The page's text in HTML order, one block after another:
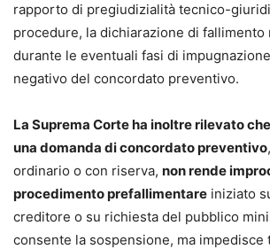
rapporto di pregiudizialità tecnico-
procedure, la dichiarazione di fallimento
durante le eventuali fasi di
negativo del concordato preventivo.
La Suprema Corte ha inoltre rilevato
una domanda di concordato preventivo
ordinario o con riserva, non rende
procedimento prefallimentare iniziato
creditore o su richiesta del pubblico
consente la sospensione, ma impedisce